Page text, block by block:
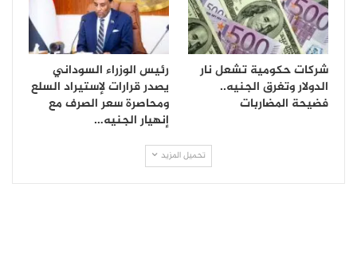
شركات حكومية تشعل نار
الدولار وتغرق الجنيه..
فضيحة المضاربات
رئيس الوزراء السوداني
يصدر قرارات لإستيراد السلع
ومحاصرة سعر الصرف مع
إنهيار الجنيه…
تحميل المزيد